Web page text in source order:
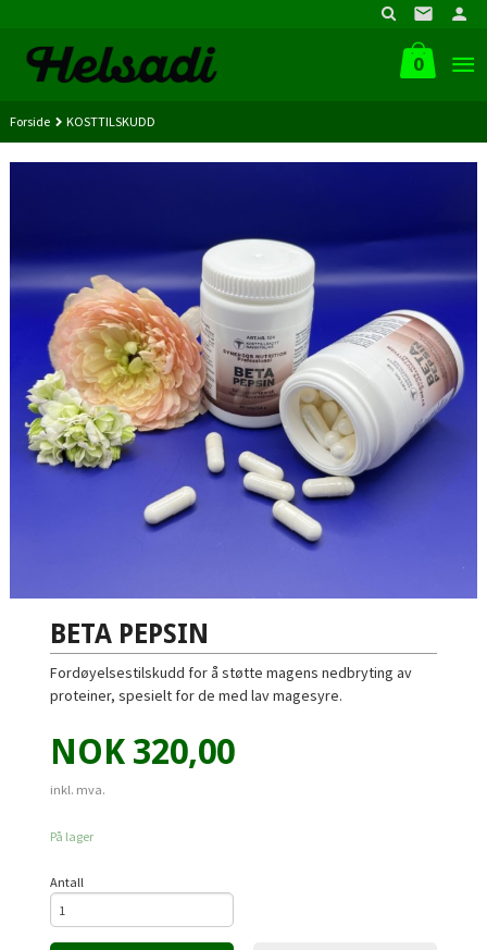
innholdet
0
Forside KOSTTILSKUDD
BETA PEPSIN
Fordøyelsestilskudd for å støtte magens nedbryting av
proteiner, spesielt for de med lav magesyre.
Pris
NOK 320,00
inkl. mva.
På lager
Antall